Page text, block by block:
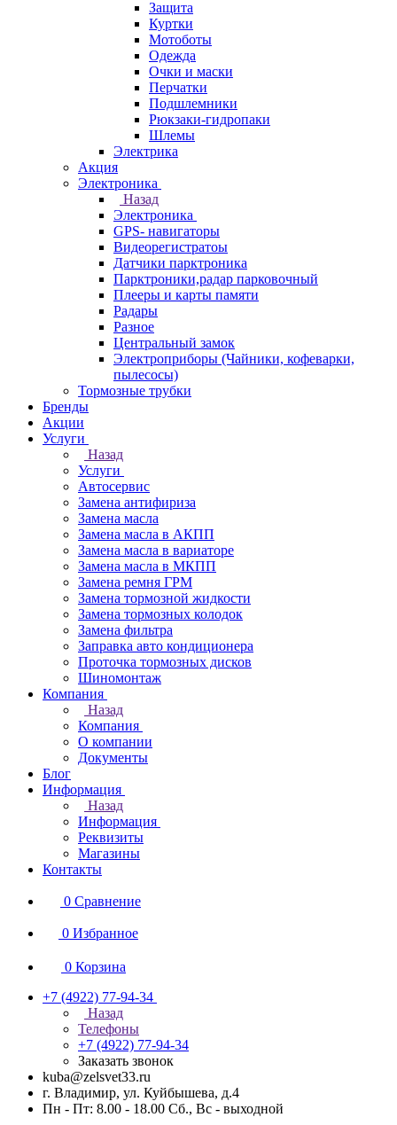
Защита
Куртки
Мотоботы
Одежда
Очки и маски
Перчатки
Подшлемники
Рюкзаки-гидропаки
Шлемы
Электрика
Акция
Электроника
Назад
Электроника
GPS- навигаторы
Видеорегистратоы
Датчики парктроника
Парктроники,радар парковочный
Плееры и карты памяти
Радары
Разное
Центральный замок
Электроприборы (Чайники, кофеварки,
пылесосы)
Тормозные трубки
Бренды
Акции
Услуги
Назад
Услуги
Автосервис
Замена антифириза
Замена масла
Замена масла в АКПП
Замена масла в вариаторе
Замена масла в МКПП
Замена ремня ГРМ
Замена тормозной жидкости
Замена тормозных колодок
Замена фильтра
Заправка авто кондиционера
Проточка тормозных дисков
Шиномонтаж
Компания
Назад
Компания
О компании
Документы
Блог
Информация
Назад
Информация
Реквизиты
Магазины
Контакты
0 Сравнение
0 Избранное
0 Корзина
+7 (4922) 77-94-34
Назад
Телефоны
+7 (4922) 77-94-34
Заказать звонок
kuba@zelsvet33.ru
г. Владимир, ул. Куйбышева, д.4
Пн - Пт: 8.00 - 18.00 Сб., Вс - выходной